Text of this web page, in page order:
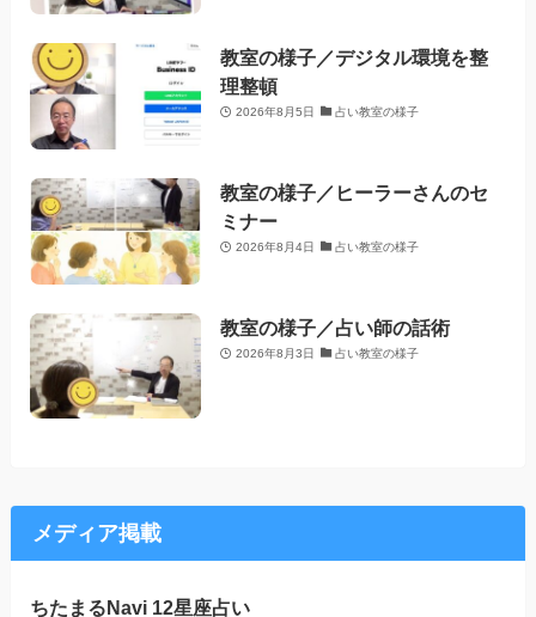
教室の様子／デジタル環境を整
理整頓
2026年8月5日 占い教室の様子
教室の様子／ヒーラーさんのセ
ミナー
2026年8月4日 占い教室の様子
教室の様子／占い師の話術
2026年8月3日 占い教室の様子
メディア掲載
ちたまるNavi 12星座占い